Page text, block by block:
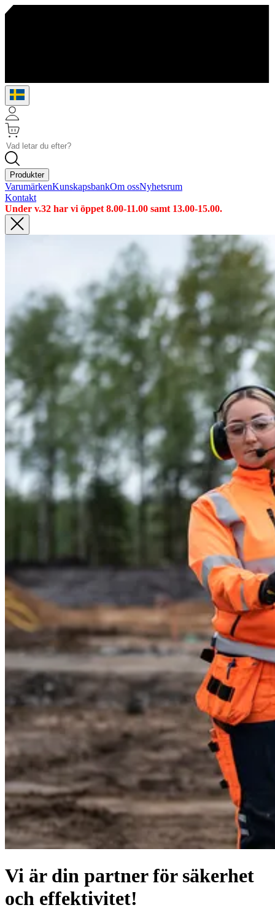
Produkter
VarumärkenKunskapsbankOm ossNyhetsrum
Kontakt
Under v.32 har vi öppet 8.00-11.00 samt 13.00-15.00.
Vi är din partner för säkerhet
och effektivitet!